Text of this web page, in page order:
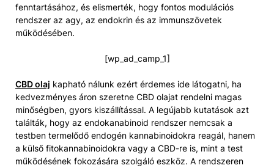
fenntartásához, és elismerték, hogy fontos modulációs
rendszer az agy, az endokrin és az immunszövetek
működésében.
[wp_ad_camp_1]
CBD olaj kapható nálunk ezért érdemes ide látogatni, ha
kedvezményes áron szeretne CBD olajat rendelni magas
minőségben, gyors kiszállítással. A legújabb kutatások azt
találták, hogy az endokanabinoid rendszer nemcsak a
testben termelődő endogén kannabinoidokra reagál, hanem
a külső fitokannabinoidokra vagy a CBD-re is, mint a test
működésének fokozására szolgáló eszköz. A rendszeren